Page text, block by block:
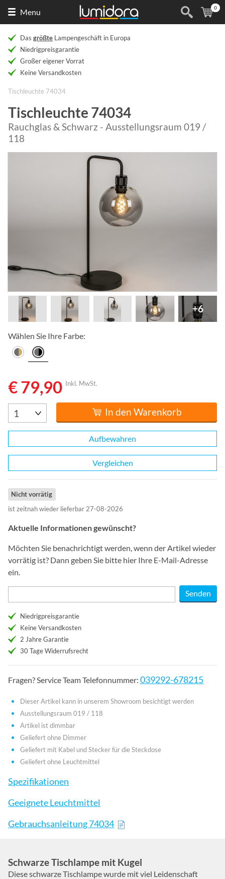
Menu (
0
Das größte Lampengeschäft in Europa
Niedrigpreisgarantie
Großer eigener Vorrat
Keine Versandkosten
Tischleuchte 74034
Tischleuchte 74034
Rauchglas & Schwarz - Ausstellungsraum 019 /
118
+6
Wählen Sie Ihre Farbe:
€ 79,90 Inkl. MwSt.
In den Warenkorb
Aufbewahren
Vergleichen
Nicht vorrätig
ist zeitnah wieder lieferbar 27-08-2026
Aktuelle Informationen gewünscht?
Möchten Sie benachrichtigt werden, wenn der Artikel wieder
vorrätig ist? Dann geben Sie bitte hier Ihre E-Mail-Adresse
ein.
Niedrigpreisgarantie
Keine Versandkosten
2 Jahre Garantie
30 Tage Widerrufsrecht
Fragen? Service Team Telefonnummer: 039292-678215
Dieser Artikel kann in unserem Showroom besichtigt werden
Ausstellungsraum 019 / 118
Artikel ist dimmbar
Geliefert ohne Dimmer
Geliefert mit Kabel und Stecker für die Steckdose
Geliefert ohne Leuchtmittel
Spezifikationen
Geeignete Leuchtmittel
Gebrauchsanleitung 74034
Schwarze Tischlampe mit Kugel
Diese schwarze Tischlampe wurde mit viel Leidenschaft